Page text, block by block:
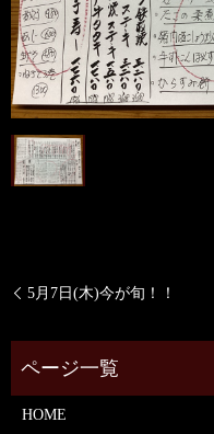
5月7日(木)今が旬！！
HOME